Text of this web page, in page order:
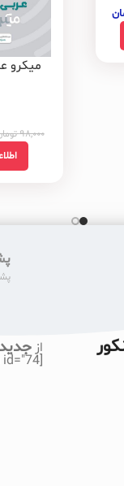
میکرو
۹۸,۰۰۰
از
[mc4wp_form id="74"]